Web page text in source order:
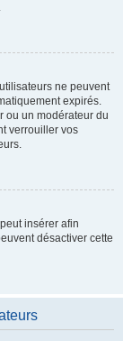
ne peuvent
expirés.
ou un modérateur du
verrouiller vos
insérer afin
désactiver cette